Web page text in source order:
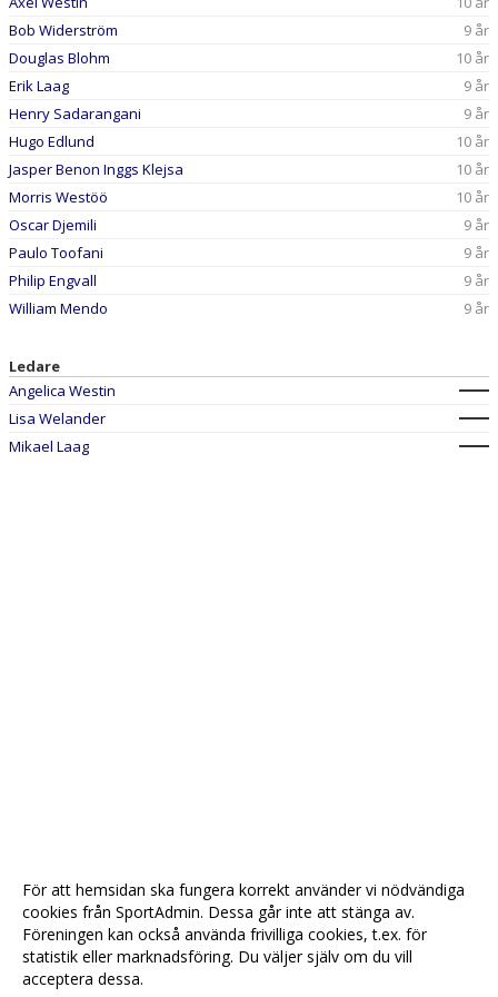
Bob Widerström
9 år
Douglas Blohm
10 år
Erik Laag
9 år
Henry Sadarangani
9 år
Hugo Edlund
10 år
Jasper Benon Inggs Klejsa
10 år
Morris Westöö
10 år
Oscar Djemili
9 år
Paulo Toofani
9 år
Philip Engvall
9 år
William Mendo
9 år
Ledare
Angelica Westin
Lisa Welander
Mikael Laag
För att hemsidan ska fungera korrekt använder vi nödvändiga
cookies från SportAdmin. Dessa går inte att stänga av.
Föreningen kan också använda frivilliga cookies, t.ex. för
statistik eller marknadsföring. Du väljer själv om du vill
acceptera dessa.